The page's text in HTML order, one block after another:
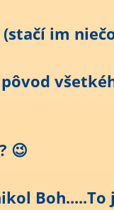
im
😉
Boh.....To